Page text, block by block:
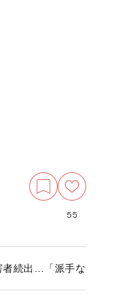
55
続出…「派手なイベ